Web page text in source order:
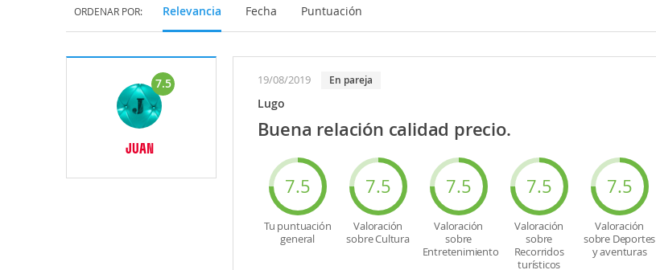
ORDENAR POR: Relevancia Fecha Puntuación
7.5
JUAN
19/08/2019 En pareja
Lugo
Buena relación calidad precio.
7.5
Tu puntuación
general
7.5
Valoración
sobre Cultura
7.5
Valoración
sobre
Entretenimiento
7.5
Valoración
sobre
Recorridos
turísticos
7.5
Valoración
sobre Deportes
y aventuras